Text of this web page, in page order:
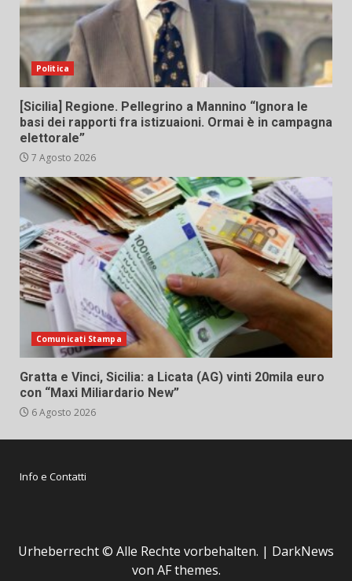
Politica
[Sicilia] Regione. Pellegrino a Mannino “Ignora le
basi dei rapporti fra istizuaioni. Ormai è in campagna
elettorale”
7 Agosto 2026
Comunicati Stampa
Gratta e Vinci, Sicilia: a Licata (AG) vinti 20mila euro
con “Maxi Miliardario New”
6 Agosto 2026
Info e Contatti
Urheberrecht © Alle Rechte vorbehalten. | DarkNews
von AF themes.